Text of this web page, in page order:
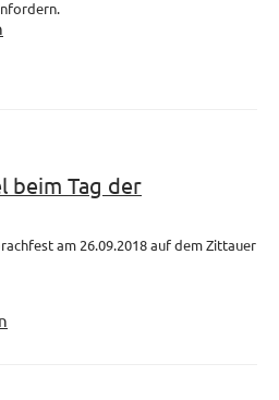
beim Tag der
am 26.09.2018 auf dem Zittauer